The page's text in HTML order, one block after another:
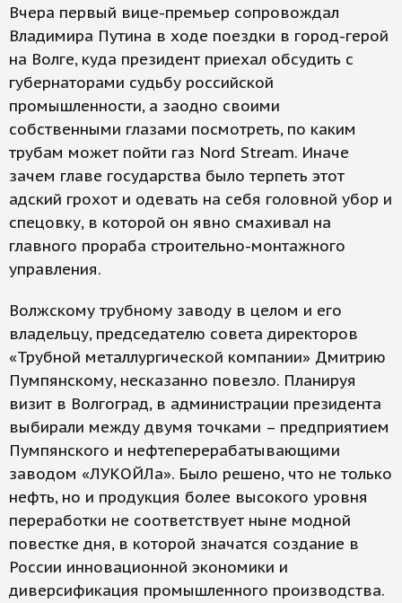
Вчера первый вице-премьер сопровождал
Владимира Путина в ходе поездки в город-герой
на Волге, куда президент приехал обсудить с
губернаторами судьбу российской
промышленности, а заодно своими
собственными глазами посмотреть, по каким
трубам может пойти газ Nord Stream. Иначе
зачем главе государства было терпеть этот
адский грохот и одевать на себя головной убор и
спецовку, в которой он явно смахивал на
главного прораба строительно-монтажного
управления.
Волжскому трубному заводу в целом и его
владельцу, председателю совета директоров
«Трубной металлургической компании» Дмитрию
Пумпянскому, несказанно повезло. Планируя
визит в Волгоград, в администрации президента
выбирали между двумя точками – предприятием
Пумпянского и нефтеперерабатывающими
заводом «ЛУКОЙЛа». Было решено, что не только
нефть, но и продукция более высокого уровня
переработки не соответствует ныне модной
повестке дня, в которой значатся создание в
России инновационной экономики и
диверсификация промышленного производства.